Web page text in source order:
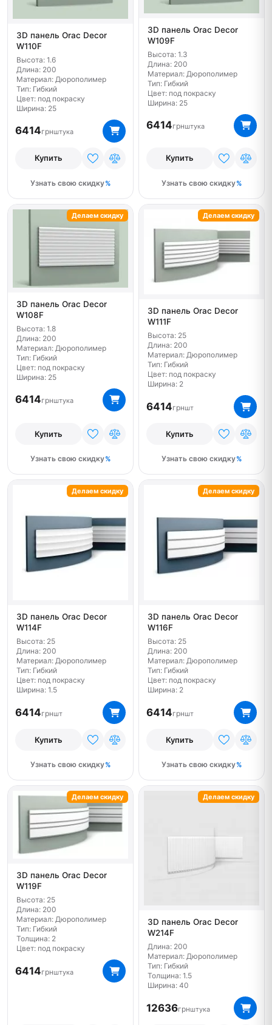
3D панель Orac Decor
W110F
Высота: 1.6
Длина: 200
Материал: Дюрополимер
Тип: Гибкий
Цвет: под покраску
Ширина: 25
6414грнштука
Купить
Узнать свою скидку
3D панель Orac Decor
W109F
Высота: 1.3
Длина: 200
Материал: Дюрополимер
Тип: Гибкий
Цвет: под покраску
Ширина: 25
6414грнштука
Купить
Узнать свою скидку
3D панель Orac Decor
W108F
Высота: 1.8
Длина: 200
Материал: Дюрополимер
Тип: Гибкий
Цвет: под покраску
Ширина: 25
6414грнштука
Купить
Узнать свою скидку
Делаем скидку
3D панель Orac Decor
W111F
Высота: 25
Длина: 200
Материал: Дюрополимер
Тип: Гибкий
Цвет: под покраску
Ширина: 2
6414грншт
Купить
Узнать свою скидку
Делаем скидку
3D панель Orac Decor
W114F
Высота: 25
Длина: 200
Материал: Дюрополимер
Тип: Гибкий
Цвет: под покраску
Ширина: 1.5
6414грншт
Купить
Узнать свою скидку
Делаем скидку
3D панель Orac Decor
W116F
Высота: 25
Длина: 200
Материал: Дюрополимер
Тип: Гибкий
Цвет: под покраску
Ширина: 2
6414грншт
Купить
Узнать свою скидку
Делаем скидку
3D панель Orac Decor
W119F
Высота: 25
Длина: 200
Материал: Дюрополимер
Тип: Гибкий
Толщина: 2
Цвет: под покраску
6414грнштука
Делаем скидку
3D панель Orac Decor
W214F
Длина: 200
Материал: Дюрополимер
Тип: Гибкий
Толщина: 1.5
Ширина: 40
12636грнштука
Делаем скидку